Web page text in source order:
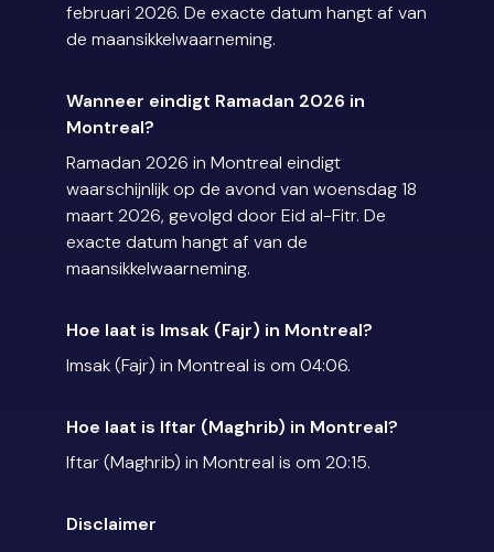
februari 2026. De exacte datum hangt af van
de maansikkelwaarneming.
Wanneer eindigt Ramadan 2026 in
Montreal?
Ramadan 2026 in Montreal eindigt
waarschijnlijk op de avond van woensdag 18
maart 2026, gevolgd door Eid al-Fitr. De
exacte datum hangt af van de
maansikkelwaarneming.
Hoe laat is Imsak (Fajr) in Montreal?
Imsak (Fajr) in Montreal is om 04:06.
Hoe laat is Iftar (Maghrib) in Montreal?
Iftar (Maghrib) in Montreal is om 20:15.
Disclaimer